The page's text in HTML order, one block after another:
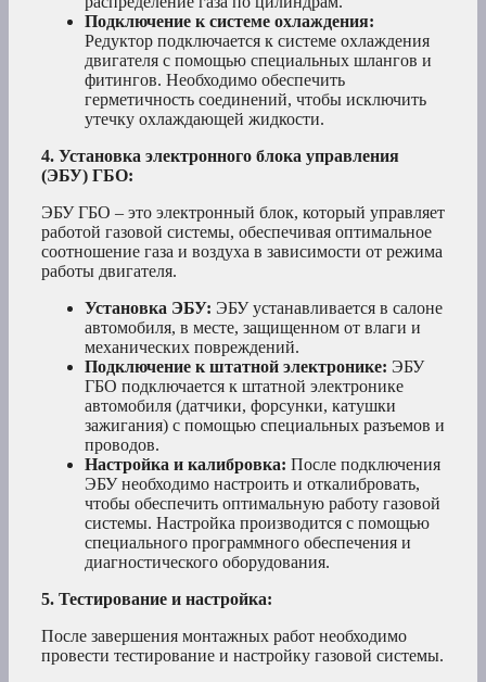
Подключение к системе охлаждения:
Редуктор подключается к системе охлаждения
двигателя с помощью специальных шлангов и
фитингов. Необходимо обеспечить
герметичность соединений, чтобы исключить
утечку охлаждающей жидкости.
4. Установка электронного блока управления
(ЭБУ) ГБО:
ЭБУ ГБО – это электронный блок, который управляет
работой газовой системы, обеспечивая оптимальное
соотношение газа и воздуха в зависимости от режима
работы двигателя.
Установка ЭБУ: ЭБУ устанавливается в салоне
автомобиля, в месте, защищенном от влаги и
механических повреждений.
Подключение к штатной электронике: ЭБУ
ГБО подключается к штатной электронике
автомобиля (датчики, форсунки, катушки
зажигания) с помощью специальных разъемов и
проводов.
Настройка и калибровка: После подключения
ЭБУ необходимо настроить и откалибровать,
чтобы обеспечить оптимальную работу газовой
системы. Настройка производится с помощью
специального программного обеспечения и
диагностического оборудования.
5. Тестирование и настройка:
После завершения монтажных работ необходимо
провести тестирование и настройку газовой системы.